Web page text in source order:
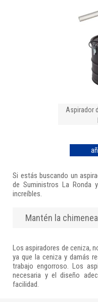
Aspirador
Si estás buscando un
de Suministros La Ronda
increíbles.
Mantén la
Los aspiradores de ceniza,
ya que la ceniza y damás
trabajo engorroso. Los
necesaria y el diseño
facilidad.